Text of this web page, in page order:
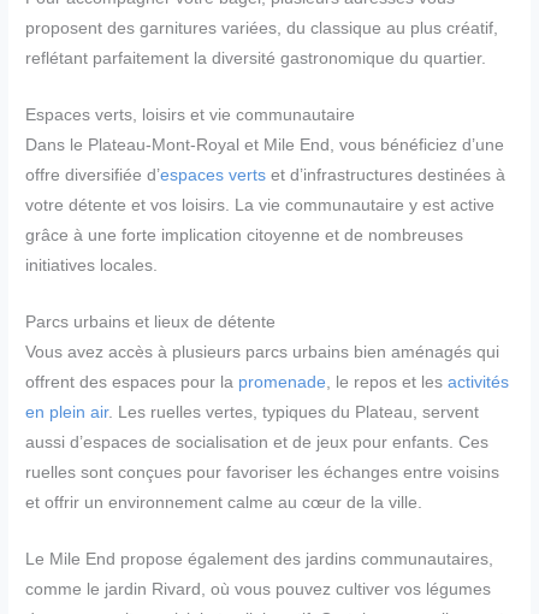
proposent des garnitures variées, du classique au plus créatif,
reflétant parfaitement la diversité gastronomique du quartier.
Espaces verts, loisirs et vie communautaire
Dans le Plateau-Mont-Royal et Mile End, vous bénéficiez d’une
offre diversifiée d’espaces verts et d’infrastructures destinées à
votre détente et vos loisirs. La vie communautaire y est active
grâce à une forte implication citoyenne et de nombreuses
initiatives locales.
Parcs urbains et lieux de détente
Vous avez accès à plusieurs parcs urbains bien aménagés qui
offrent des espaces pour la promenade , le repos et lesactivités
en plein air. Les ruelles vertes, typiques du Plateau, servent
aussi d’espaces de socialisation et de jeux pour enfants. Ces
ruelles sont conçues pour favoriser les échanges entre voisins
et offrir un environnement calme au cœur de la ville.
Le Mile End propose également des jardins communautaires,
comme le jardin Rivard, où vous pouvez cultiver vos légumes